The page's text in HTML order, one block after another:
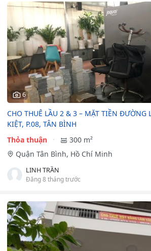
6
CHO THUÊ LẦU 2 & 3 – MẶT TIỀN ĐƯỜNG
KIỆT, P.08, TÂN BÌNH
Thỏa thuận
300 m²
Quận Tân Bình, Hồ Chí Minh
LINH TRẦN
Đăng 8 tháng trước